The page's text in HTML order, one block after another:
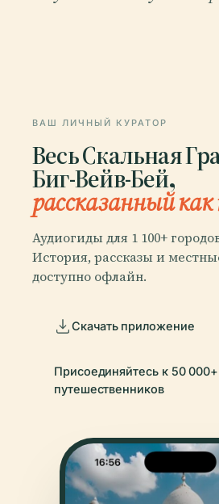
ВАШ ЛИЧНЫЙ КУРАТОР
Весь Скальная
Биг-Вейв-Бей,
рассказанный как
Аудиогиды для 1 100+
История, рассказы и
доступно офлайн.
Скачать приложение
Присоединяйтесь к 50 000+
путешественников